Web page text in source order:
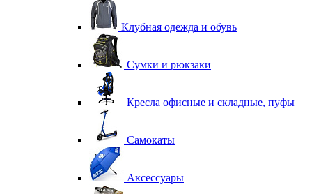
Клубная одежда и обувь
Сумки и рюкзаки
Кресла офисные и складные, пуфы
Самокаты
Аксессуары